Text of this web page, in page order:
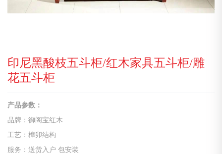
印尼黑酸枝五斗柜/红木家具五斗柜/雕
花五斗柜
产品参数：
品牌：御阁宝红木
工艺：榫卯结构
服务：送货入户 包安装